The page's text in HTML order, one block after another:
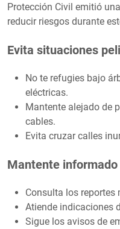
Protección Civil emitió
reducir riesgos durante
Evita situaciones
No te refugies bajo
eléctricas.
Mantente alejado de
cables.
Evita cruzar calles
Mantente informado
Consulta los reportes
Atiende indicaciones
Sigue los avisos de